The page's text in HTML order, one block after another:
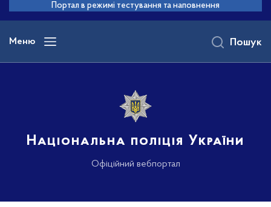
основного
вмісту
Портал в режимі тестування та наповнення
Меню
Національна поліція України
Офіційний вебпортал
Пошук